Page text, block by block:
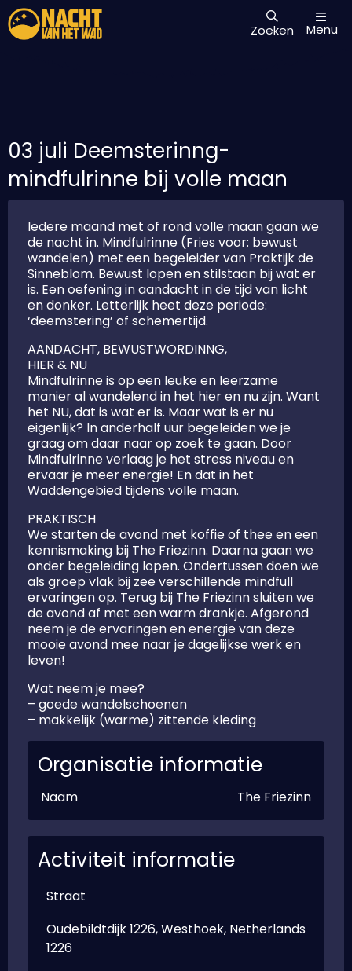
Zoeken Menu
03 juli Deemsterinng-
mindfulrinne bij volle maan
Iedere maand met of rond volle maan gaan we
de nacht in. Mindfulrinne (Fries voor: bewust
wandelen) met een begeleider van Praktijk de
Sinneblom. Bewust lopen en stilstaan bij wat er
is. Een oefening in aandacht in de tijd van licht
en donker. Letterlijk heet deze periode:
‘deemstering’ of schemertijd.
AANDACHT, BEWUSTWORDINNG,
HIER & NU
Mindfulrinne is op een leuke en leerzame
manier al wandelend in het hier en nu zijn. Want
het NU, dat is wat er is. Maar wat is er nu
eigenlijk? In anderhalf uur begeleiden we je
graag om daar naar op zoek te gaan. Door
Mindfulrinne verlaag je het stress niveau en
ervaar je meer energie! En dat in het
Waddengebied tijdens volle maan.
PRAKTISCH
We starten de avond met koffie of thee en een
kennismaking bij The Friezinn. Daarna gaan we
onder begeleiding lopen. Ondertussen doen we
als groep vlak bij zee verschillende mindfull
ervaringen op. Terug bij The Friezinn sluiten we
de avond af met een warm drankje. Afgerond
neem je de ervaringen en energie van deze
mooie avond mee naar je dagelijkse werk en
leven!
Wat neem je mee?
– goede wandelschoenen
– makkelijk (warme) zittende kleding
Organisatie informatie
Naam The Friezinn
Activiteit informatie
Straat
Oudebildtdijk 1226, Westhoek, Netherlands
1226